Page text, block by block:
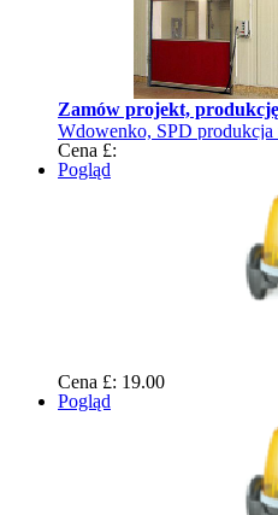
Zamów projekt,
Wdowenko, SPD
Cena £:
Pogląd
Cena £: 19.00
Pogląd